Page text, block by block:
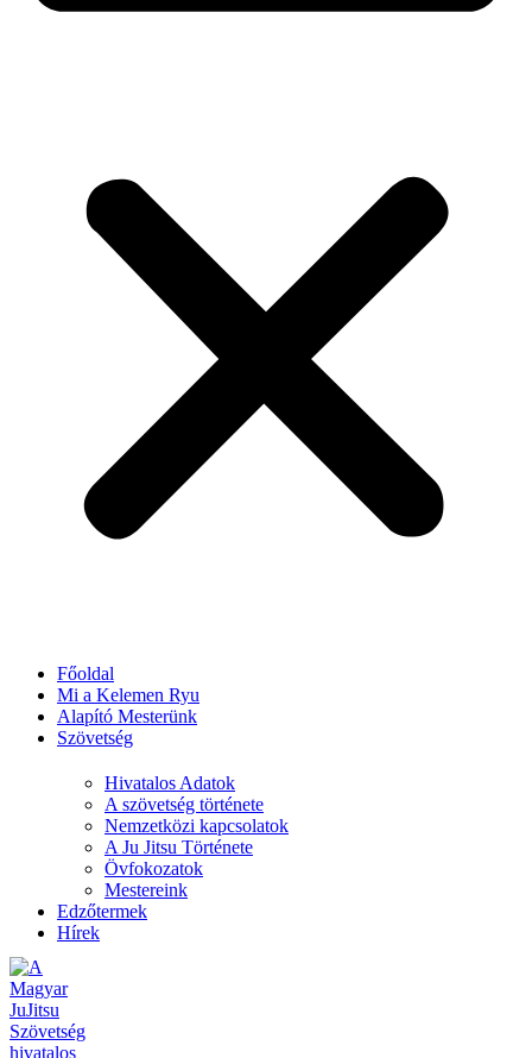
Főoldal
Mi a Kelemen Ryu
Alapító Mesterünk
Szövetség
Hivatalos Adatok
A szövetség története
Nemzetközi kapcsolatok
A Ju Jitsu Története
Övfokozatok
Mestereink
Edzőtermek
Hírek